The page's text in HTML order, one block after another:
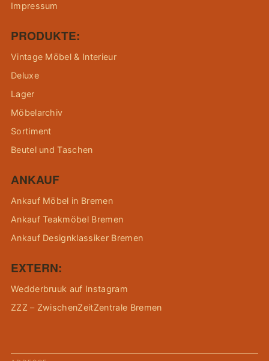
Impressum
PRODUKTE:
Vintage Möbel & Interieur
Deluxe
Lager
Möbelarchiv
Sortiment
Beutel und Taschen
ANKAUF
Ankauf Möbel in Bremen
Ankauf Teakmöbel Bremen
Ankauf Designklassiker Bremen
EXTERN:
Wedderbruuk auf Instagram
ZZZ – ZwischenZeitZentrale Bremen